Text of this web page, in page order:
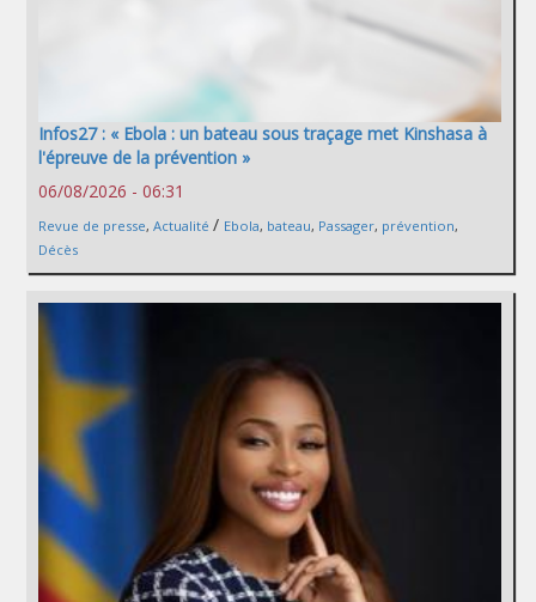
Infos27 : « Ebola : un bateau sous traçage met Kinshasa à
l'épreuve de la prévention »
06/08/2026 - 06:31
Revue de presse, Actualité / Ebola, bateau, Passager, prévention,
Décès